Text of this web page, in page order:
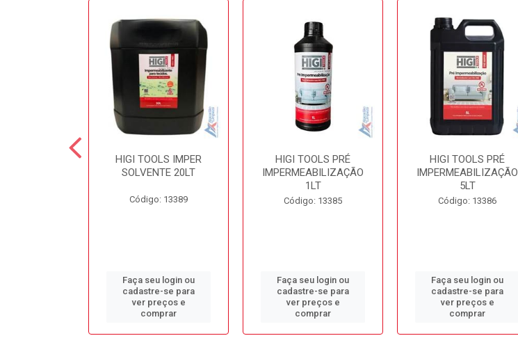
HIGI TOOLS IMPER
SOLVENTE 20LT
Código: 13389
Faça seu login ou
cadastre-se para
ver preços e
comprar
HIGI TOOLS PRÉ
IMPERMEABILIZAÇÃO
1LT
Código: 13385
Faça seu login ou
cadastre-se para
ver preços e
comprar
HIGI TOOLS PRÉ
IMPERMEABILIZAÇÃO
5LT
Código: 13386
Faça seu login ou
cadastre-se para
ver preços e
comprar